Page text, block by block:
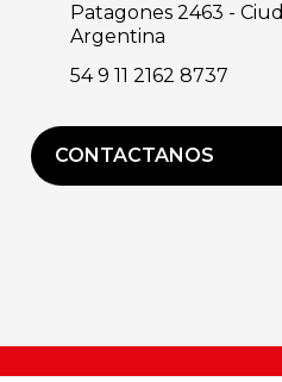
Patagones 2463 -
Argentina
54 9 11 2162 8737
CONTACTANOS